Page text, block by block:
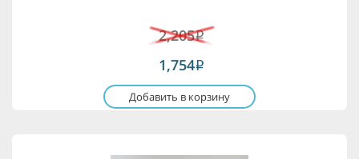
2,205i
1,754i
Добавить в корзину